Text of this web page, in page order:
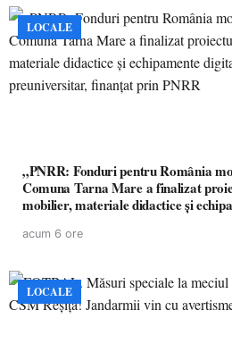
LOCALE
„PNRR: Fonduri pentru România
Comuna Tarna Mare a finalizat
mobilier, materiale didactice și
acum 6 ore
LOCALE